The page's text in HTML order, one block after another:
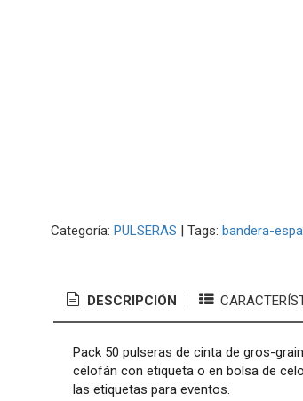
Categoría: PULSERAS | Tags: bandera-
DESCRIPCIÓN
Pack 50 pulseras de cinta de gros-
celofán con etiqueta o en bolsa de
las etiquetas para eventos.